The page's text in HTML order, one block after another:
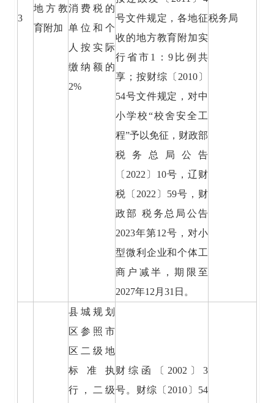
3
地方教
育附加
消费税的
单位和个
人按实际
缴纳额的
2%
号文件规定，各地征
收的地方教育附加实
行省市1：9比例共
享；按财综〔2010〕
54号文件规定，对中
小学校“校舍安全工
程”予以免征，财政部
税务总局公告
〔2022〕10号，辽财
税〔2022〕59号，财
政部 税务总局公告
2023年第12号，对小
型微利企业和个体工
商户减半，期限至
2027年12月31日。
税务局
县城规划
区参照市
区二级地
标准执
行，二级
财综函〔2002〕3
号。财综〔2010〕54